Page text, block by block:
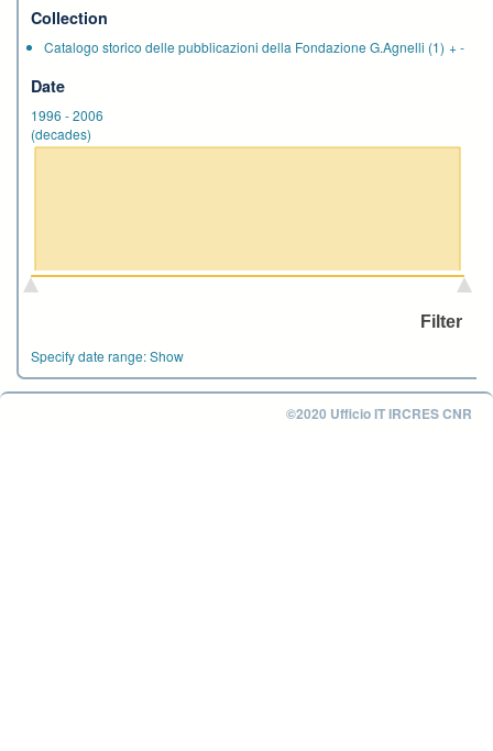
Collection
Catalogo storico delle pubblicazioni della Fondazione G.Agnelli (1) +-
Date
1996 -2006
(decades)
Specify date range:Show
©2020 Ufficio IT IRCRES CNR